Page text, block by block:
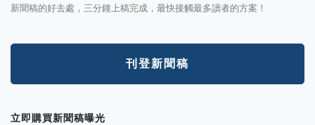
新聞稿的好去處，三分鐘上稿完成，最快接觸最多讀者的方案！
刊登新聞稿
立即購買新聞稿曝光